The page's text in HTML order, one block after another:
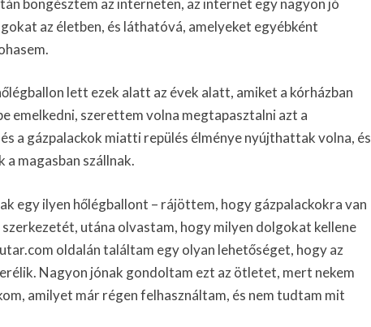
böngésztem az interneten, az internet egy nagyon jó
az életben, és láthatóvá, amelyeket egyébként
lett ezek alatt az évek alatt, amiket a kórházban
emelkedni, szerettem volna megtapasztalni azt a
a gázpalackok miatti repülés élménye nyújthattak volna, és
a magasban szállnak.
egy ilyen hőlégballont – rájöttem, hogy gázpalackokra van
szerkezetét, utána olvastam, hogy milyen dolgokat kellene
oldalán találtam egy olyan lehetőséget, hogy az
Nagyon jónak gondoltam ezt az ötletet, mert nekem
amilyet már régen felhasználtam, és nem tudtam mit